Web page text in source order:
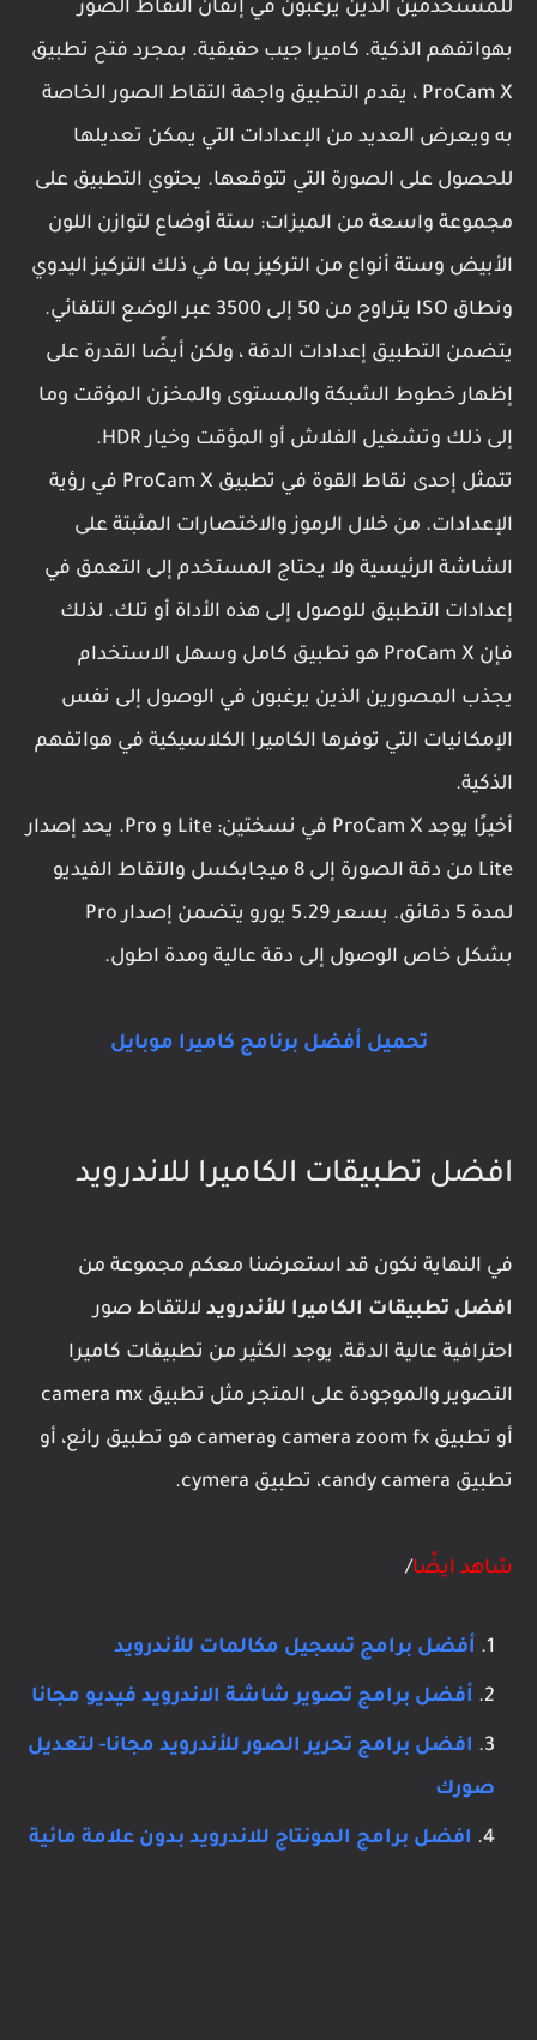
للمستخدمين الذين يرغبون في إتقان التقاط الصور
بهواتفهم الذكية. كاميرا جيب حقيقية. بمجرد فتح تطبيق
ProCam X ، يقدم التطبيق واجهة التقاط الصور الخاصة
به ويعرض العديد من الإعدادات التي يمكن تعديلها
للحصول على الصورة التي تتوقعها. يحتوي التطبيق على
مجموعة واسعة من الميزات: ستة أوضاع لتوازن اللون
الأبيض وستة أنواع من التركيز بما في ذلك التركيز اليدوي
ونطاق ISO يتراوح من 50 إلى 3500 عبر الوضع التلقائي.
يتضمن التطبيق إعدادات الدقة ، ولكن أيضًا القدرة على
إظهار خطوط الشبكة والمستوى والمخزن المؤقت وما
إلى ذلك وتشغيل الفلاش أو المؤقت وخيار HDR.
تتمثل إحدى نقاط القوة في تطبيق ProCam X في رؤية
الإعدادات. من خلال الرموز والاختصارات المثبتة على
الشاشة الرئيسية ولا يحتاج المستخدم إلى التعمق في
إعدادات التطبيق للوصول إلى هذه الأداة أو تلك. لذلك
فإن ProCam X هو تطبيق كامل وسهل الاستخدام
يجذب المصورين الذين يرغبون في الوصول إلى نفس
الإمكانيات التي توفرها الكاميرا الكلاسيكية في هواتفهم
الذكية.
أخيرًا يوجد ProCam X في نسختين: Lite و Pro. يحد إصدار
Lite من دقة الصورة إلى 8 ميجابكسل والتقاط الفيديو
لمدة 5 دقائق. بسعر 5.29 يورو يتضمن إصدار Pro
بشكل خاص الوصول إلى دقة عالية ومدة اطول.
تحميل أفضل برنامج كاميرا موبايل
افضل تطبيقات الكاميرا للاندرويد
في النهاية نكون قد استعرضنا معكم مجموعة من
افضل تطبيقات الكاميرا للأندرويد لالتقاط صور
احترافية عالية الدقة. يوجد الكثير من تطبيقات كاميرا
التصوير والموجودة على المتجر مثل تطبيق camera mx
أو تطبيق camera zoom fx وcamera هو تطبيق رائع، أو
تطبيق candy camera، تطبيق cymera.
شاهد ايضًا/
أفضل برامج تسجيل مكالمات للأندرويد
أفضل برامج تصوير شاشة الاندرويد فيديو مجانا
افضل برامج تحرير الصور للأندرويد مجانا- لتعديل
صورك
افضل برامج المونتاج للاندرويد بدون علامة مائية